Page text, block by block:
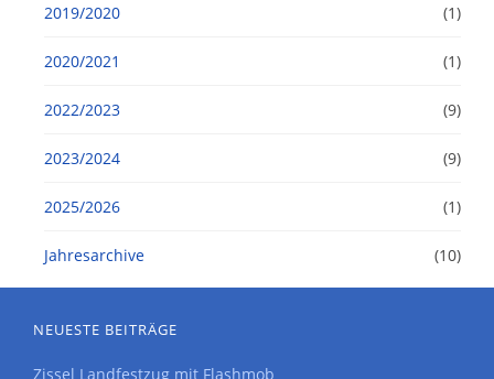
2019/2020 (1)
2020/2021 (1)
2022/2023 (9)
2023/2024 (9)
2025/2026 (1)
Jahresarchive (10)
NEUESTE BEITRÄGE
Zissel Landfestzug mit Flashmob